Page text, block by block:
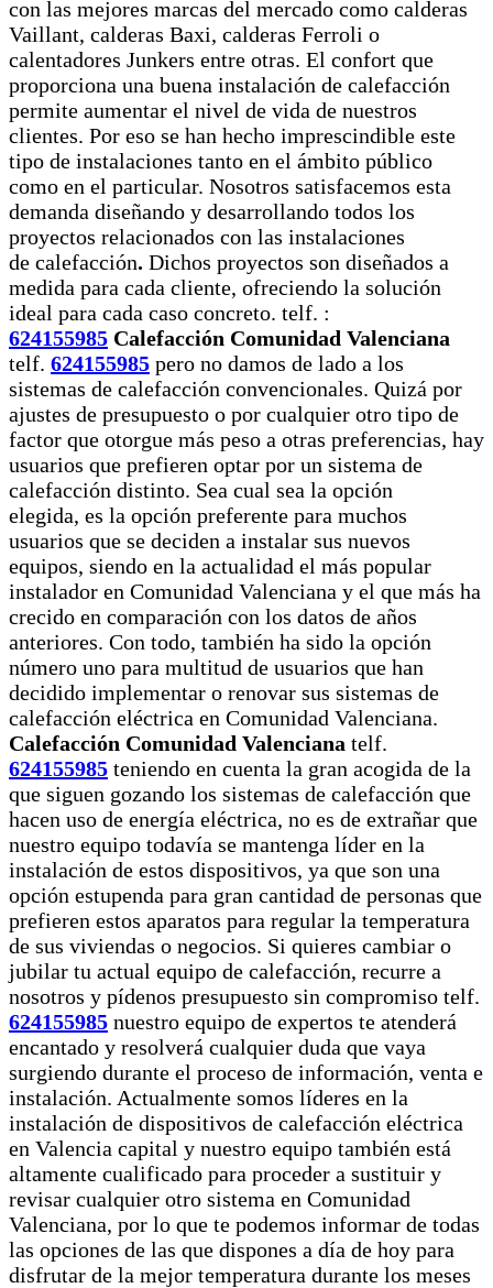
con las mejores marcas del mercado como calderas
Vaillant, calderas Baxi, calderas Ferroli o
calentadores Junkers entre otras. El confort que
proporciona una buena instalación de calefacción
permite aumentar el nivel de vida de nuestros
clientes. Por eso se han hecho imprescindible este
tipo de instalaciones tanto en el ámbito público
como en el particular. Nosotros satisfacemos esta
demanda diseñando y desarrollando todos los
proyectos relacionados con las instalaciones
de calefacción. Dichos proyectos son diseñados a
medida para cada cliente, ofreciendo la solución
ideal para cada caso concreto. telf. :
624155985 Calefacción Comunidad Valenciana
telf. 624155985 pero no damos de lado a los
sistemas de calefacción convencionales. Quizá por
ajustes de presupuesto o por cualquier otro tipo de
factor que otorgue más peso a otras preferencias, hay
usuarios que prefieren optar por un sistema de
calefacción distinto. Sea cual sea la opción
elegida, es la opción preferente para muchos
usuarios que se deciden a instalar sus nuevos
equipos, siendo en la actualidad el más popular
instalador en Comunidad Valenciana y el que más ha
crecido en comparación con los datos de años
anteriores. Con todo, también ha sido la opción
número uno para multitud de usuarios que han
decidido implementar o renovar sus sistemas de
calefacción eléctrica en Comunidad Valenciana.
Calefacción Comunidad Valenciana telf.
624155985 teniendo en cuenta la gran acogida de la
que siguen gozando los sistemas de calefacción que
hacen uso de energía eléctrica, no es de extrañar que
nuestro equipo todavía se mantenga líder en la
instalación de estos dispositivos, ya que son una
opción estupenda para gran cantidad de personas que
prefieren estos aparatos para regular la temperatura
de sus viviendas o negocios. Si quieres cambiar o
jubilar tu actual equipo de calefacción, recurre a
nosotros y pídenos presupuesto sin compromiso telf.
624155985 nuestro equipo de expertos te atenderá
encantado y resolverá cualquier duda que vaya
surgiendo durante el proceso de información, venta e
instalación. Actualmente somos líderes en la
instalación de dispositivos de calefacción eléctrica
en Valencia capital y nuestro equipo también está
altamente cualificado para proceder a sustituir y
revisar cualquier otro sistema en Comunidad
Valenciana, por lo que te podemos informar de todas
las opciones de las que dispones a día de hoy para
disfrutar de la mejor temperatura durante los meses